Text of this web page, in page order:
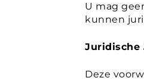
U mag
kunnen
Juridische
Deze